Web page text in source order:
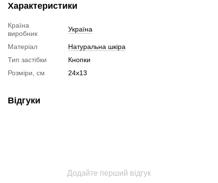
Характеристики
Країна
виробник
Україна
Матеріал
Натуральна шкіра
Тип застібки
Кнопки
Розміри, см
24х13
Відгуки
Додайте перший відгук